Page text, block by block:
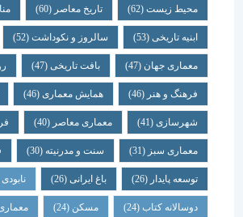
محیط زیست(62) تاریخ معاصر(60) منابع
ابنیه تاریخی(53) سالروز و نکوداشت(52)
معماری جهان (47) بافت تاریخی(47) روز
فرهنگ و هنر(46) همایش معماری (46) تاریخ
شهرسازی(41) معماری معاصر(40) فراخوان ها
معماری سبز(31) سنت و مدرنیته(30) فناوری (26)
توسعه پایدار(26) باغ ایرانی(26) نابودی و
دوسالانه کتاب(24) مسکن (24) معماری ایرانی